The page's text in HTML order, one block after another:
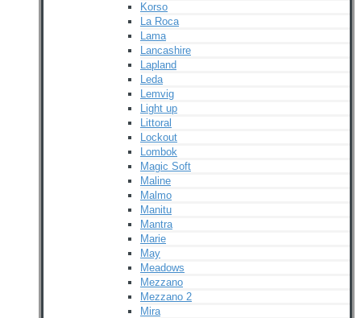
Korso
La Roca
Lama
Lancashire
Lapland
Leda
Lemvig
Light up
Littoral
Lockout
Lombok
Magic Soft
Maline
Malmo
Manitu
Mantra
Marie
May
Meadows
Mezzano
Mezzano 2
Mira